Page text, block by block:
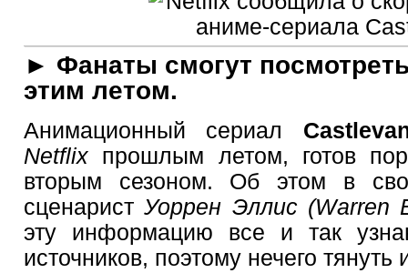
► Фанаты смогут
этим летом.
Анимационный сериал
Netflix прошлым летом, готов
вторым сезоном. Об этом в
сценаристУоррен Эллис (Warren
эту информацию все и так
источников, поэтому нечего тянуть